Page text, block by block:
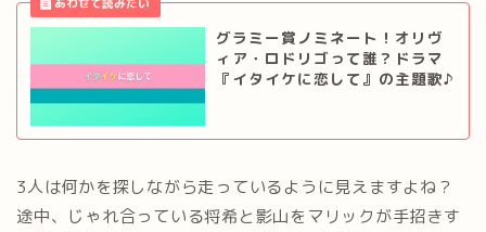
グラミー賞ノミネート！オリヴ
ィア・ロドリゴって誰？ドラマ
『イタイケに恋して』の主題歌♪
3人は何かを探しながら走っているように見えますよね？
途中、じゃれ合っている将希と影山をマリックが手招きす